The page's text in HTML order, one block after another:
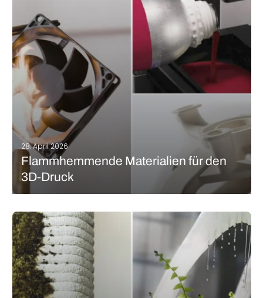
Rolle eingenommen. Ein Beispiel sind 3D-gedruckte Brillen, die
perfekt an die Bedürfnisse und Wünsche der Patienten
angepasst werden können. Mit der additiven…
MEHR LESEN
28. April 2026
Flammhemmende Materialien für den
3D-Druck
entflammbar, wenn es „so hergestellt oder behandelt ist, dass es
nicht brennt“. Oder einfacher ausgedrückt: Im Gegensatz zur
Flammwidrigkeit, bei der etwas unter Brandbedingungen
normal funktionieren kann, verhindern ein flammhemmende
Materialien…
MEHR LESEN